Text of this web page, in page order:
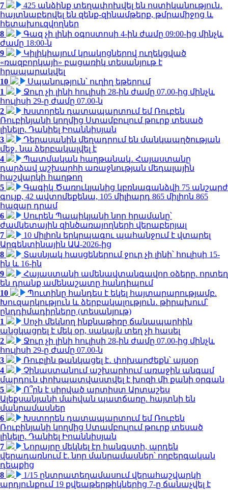
7
425 անձինք տեղափոխվել են ոստիկանություն․
հայտնաբերվել են զենք-զինամթերք, թմրամիջոց և
հետախուզվողներ
8
Գազ չի լինի օգոստոսի 4-ին ժամը 09:00-ից մինչև
ժամը 18:00-ն
9
Կիլիկիայում կրակոցներով ուղեկցված
«ռազբորկայի» բացառիկ տեսանյութ է
հրապարակվել
10
Սպանություն՝ ուղիղ եթերում
1
Ջուր չի լինի հուլիսի 28-ին ժամը 07.00-ից մինչև
հուլիսի 29-ը ժամը 07.00-ն
2
Խստորեն դատապարտում եմ Ռուբեն
Ռուբինյանի կողմից Ստամբուլում թուրք տեսած
լինելը. Դանիել Իոաննիսյան
3
Դերասանին մեղադրում են մանկապղծության
մեջ․ նա ձերբակալվել է
4
Պատմական հաղթանակ․ Հայաստանը
դարձավ աշխարհի առաջնության մեդալային
հաշվարկի հաղթող
5
Գագիկ Ծառուկյանից կբռնագանձվի 75 անշարժ
գույք, 42 ավտոմեքենա, 105 միլիարդ 865 միլիոն 865
հազար դրամ
6
Սուրեն Պապիկյանի նոր հրամանը՝
ժամկետային զինծառայողների վերաբերյալ
7
10 միլիոն երկրպագու պահանջում է վտարել
Արգենտինային ԱԱ-2026-ից
8
Տասնյակ հասցեներում ջուր չի լինի՝ հուլիսի 15-
ին և 16-ին
9
Հայաստանի ամենավտանգավոր օձերը. որտեղ
են դրանք ամենաշատը հանդիպում
10
Պուտինը հանդես է եկել հայտարարությամբ.
Խուզարկություն և ձերբակալություն․ թիրախում՝
ընդդիմադիրները (տեսանյութ)
1
Սոչի մեկնող ինքնաթիռը ճանապարհին
անցկացրել է մեկ օր, սակայն տեղ չի հասել
2
Ջուր չի լինի հուլիսի 28-ին ժամը 07.00-ից մինչև
հուլիսի 29-ը ժամը 07.00-ն
3
Ռուբլին թանկացել է․ փոխարժեքն՝ այսօր
4
Չինաստանում աշխարհում առաջին անգամ
մարդուն փոխպատվաստվել է խոզի մի քանի օրգան
5
Ո՞րն է սիրված արտիստ Արտաշես
Ալեքսանյանի մահվան պատճառը. հայտնի են
մանրամասներ
6
Խստորեն դատապարտում եմ Ռուբեն
Ռուբինյանի կողմից Ստամբուլում թուրք տեսած
լինելը. Դանիել Իոաննիսյան
7
Նորայրը մեկնել էր հանգստի, արդեն
վերադառնում է. նոր մանրամասներ՝ ողբերգական
դեպքից
8
1/15 ընտրատեղամասում վերահաշվարկի
արդյունքում 19 քվեաթերթիկներից 7-ը ճանաչվել է